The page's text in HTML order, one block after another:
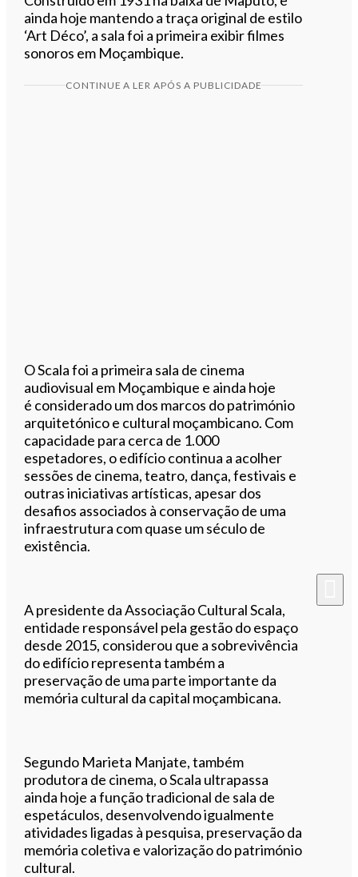
ainda hoje mantendo a traça original de estilo
‘Art Déco’, a sala foi a primeira exibir filmes
sonoros em Moçambique.
CONTINUE A LER APÓS A PUBLICIDADE
O Scala foi a primeira sala de cinema
audiovisual em Moçambique e ainda hoje
é considerado um dos marcos do património
arquitetónico e cultural moçambicano. Com
capacidade para cerca de 1.000
espetadores, o edifício continua a acolher
sessões de cinema, teatro, dança, festivais e
outras iniciativas artísticas, apesar dos
desafios associados à conservação de uma
infraestrutura com quase um século de
existência.
A presidente da Associação Cultural Scala,
entidade responsável pela gestão do espaço
desde 2015, considerou que a sobrevivência
do edifício representa também a
preservação de uma parte importante da
memória cultural da capital moçambicana.
Segundo Marieta Manjate, também
produtora de cinema, o Scala ultrapassa
ainda hoje a função tradicional de sala de
espetáculos, desenvolvendo igualmente
atividades ligadas à pesquisa, preservação da
memória coletiva e valorização do património
cultural.